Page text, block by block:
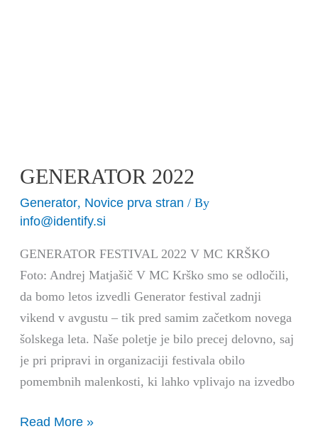
GENERATOR 2022
Generator, Novice prva stran / By
info@identify.si
GENERATOR FESTIVAL 2022 V MC KRŠKO
Foto: Andrej Matjašič V MC Krško smo se odločili,
da bomo letos izvedli Generator festival zadnji
vikend v avgustu – tik pred samim začetkom novega
šolskega leta. Naše poletje je bilo precej delovno, saj
je pri pripravi in organizaciji festivala obilo
pomembnih malenkosti, ki lahko vplivajo na izvedbo
Read More »